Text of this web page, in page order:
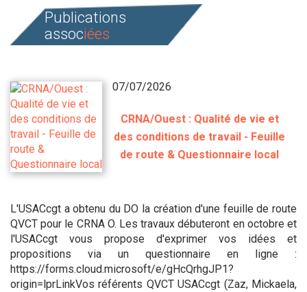
Publications
associées
07/07/2026
CRNA/Ouest : Qualité de vie et
des conditions de travail - Feuille
de route & Questionnaire local
L'USACcgt a obtenu du DO la création d'une feuille de route
QVCT pour le CRNA O. Les travaux débuteront en octobre et
l'USACcgt vous propose d'exprimer vos idées et
propositions via un questionnaire en ligne :
https://forms.cloud.microsoft/e/gHcQrhgJP1?
origin=lprLinkVos référents QVCT USACcgt (Zaz, Mickaela,